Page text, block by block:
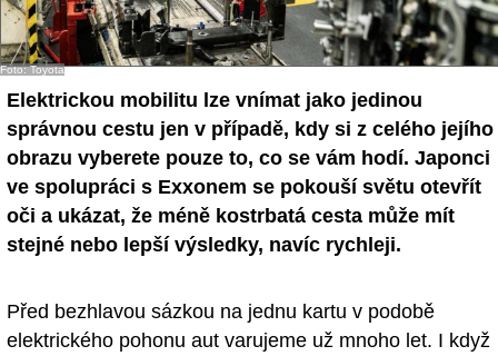
- Ostatní
Diskuzní fórum
Sledujte nás!
Foto: Toyota
Elektrickou mobilitu lze vnímat jako jedinou
správnou cestu jen v případě, kdy si z celého jejího
obrazu vyberete pouze to, co se vám hodí. Japonci
ve spolupráci s Exxonem se pokouší světu otevřít
oči a ukázat, že méně kostrbatá cesta může mít
stejné nebo lepší výsledky, navíc rychleji.
Před bezhlavou sázkou na jednu kartu v podobě
elektrického pohonu aut varujeme už mnoho let. I když